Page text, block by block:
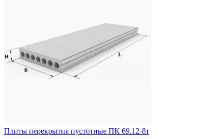
Плиты перекрытия пустотные ПК 69.12-8т